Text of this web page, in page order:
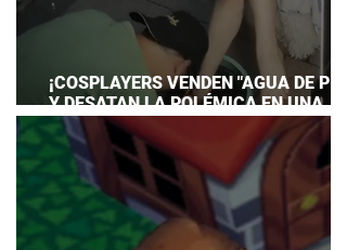
¡COSPLAYERS VENDEN "AGUA DE
Y DESATAN LA POLÉMICA EN UNA
CONVENCIÓN DE ANIME!